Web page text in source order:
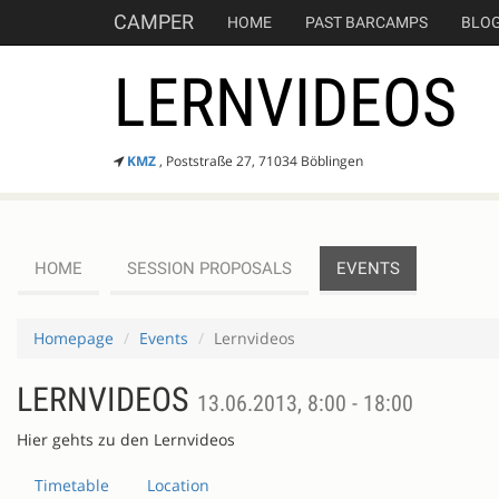
CAMPER HOME PAST BARCAMPS
LERNVIDEOS
KMZ, Poststraße 27, 71034 Böblingen
HOME SESSION PROPOSALS EVENTS
Homepage Events Lernvideos
LERNVIDEOS 13.06.2013, 8:00 - 18:00
Hier gehts zu den Lernvideos
Timetable Location